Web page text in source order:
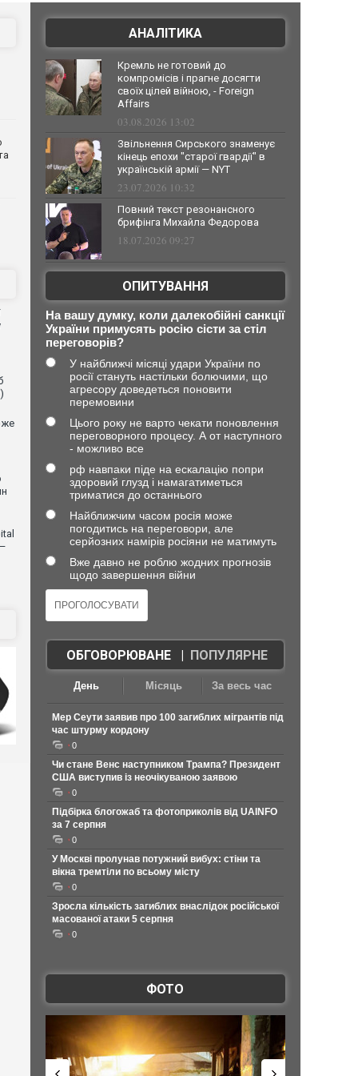
АНАЛІТИКА
Кремль не готовий до
компромісів і прагне досягти
своїх цілей війною, - Foreign
Affairs
03.08.2026 13:02
Звільнення Сирського знаменує
кінець епохи "старої гвардії" в
українській армії — NYT
23.07.2026 10:32
Повний текст резонансного
брифінга Михайла Федорова
18.07.2026 09:27
ОПИТУВАННЯ
На вашу думку, коли далекобійні санкції
України примусять росію сісти за стіл
переговорів?
У найближчі місяці удари України по
росії стануть настільки болючими, що
агресору доведеться поновити
перемовини
Цього року не варто чекати поновлення
переговорного процесу. А от наступного
- можливо все
рф навпаки піде на ескалацію попри
здоровий глузд і намагатиметься
триматися до останнього
Найближчим часом росія може
погодитись на переговори, але
серйозних намірів росіяни не матимуть
Вже давно не роблю жодних прогнозів
щодо завершення війни
ОБГОВОРЮВАНЕ| ПОПУЛЯРНЕ
День Місяць За весь час
Мер Сеути заявив про 100 загиблих мігрантів під
час штурму кордону
0
Чи стане Венс наступником Трампа? Президент
США виступив із неочікуваною заявою
0
Підбірка блогожаб та фотоприколів від UAINFO
за 7 серпня
0
У Москві пролунав потужний вибух: стіни та
вікна тремтіли по всьому місту
0
Зросла кількість загиблих внаслідок російської
масованої атаки 5 серпня
0
ФОТО